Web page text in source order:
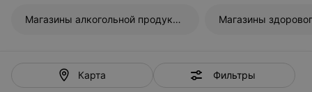
Магазины алкогольной продукции Магазины
Карта Фильтры